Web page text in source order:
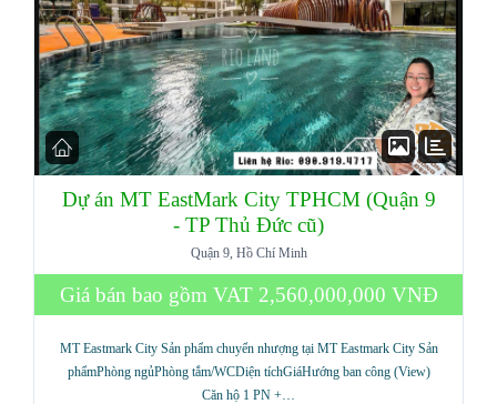
Dự án MT EastMark City TPHCM (Quận 9
- TP Thủ Đức cũ)
Quận 9, Hồ Chí Minh
Giá bán bao gồm VAT 2,560,000,000 VNĐ
MT Eastmark City Sản phẩm chuyển nhượng tại MT Eastmark City Sản
phẩmPhòng ngủPhòng tắm/WCDiện tíchGiáHướng ban công (View)
Căn hộ 1 PN +…